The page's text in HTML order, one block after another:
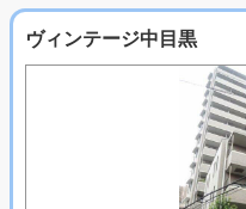
ヴィンテージ中目黒